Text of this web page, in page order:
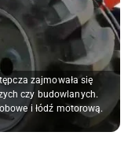
zajmowała się
czy budowlanych.
i łódź motorową.